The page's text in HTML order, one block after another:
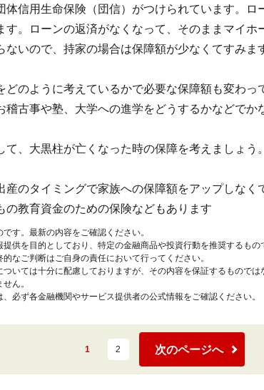
体信用生命保険（団信）がつけられています。ロ
す。ローンの返済がなくなって、そのままマイホ
ないので、持家の場合は保障額が少なくてすみま
どのように考えているかで必要な保障額も変わっ
稽古事や塾、大学への進学をどうするかなどでか
て、大黒柱が亡くなった時の保障を考えましょう。
産のタイミングで家族への保障額をアップしなく
の教育資金のための保険などもあります
す。最新の内容をご確認ください。
供を目的としており、特定の金融商品や投資行動を推奨するもの
なご判断はご自身の責任において行ってください。
いては十分に配慮しておりますが、その内容を保証するもので
ん。
必ず各金融機関やサービス提供者の公式情報をご確認ください。
1 2 次のページへ